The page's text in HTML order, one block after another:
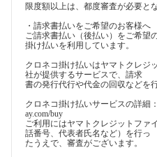
限度額以上は、都度審査が必要と
・請求書払いをご希望のお客様へ
ご請求書払い（後払い）をご希望
掛け払いを利用しています。
クロネコ掛け払いはヤマトクレジ
社が提供するサービスで、請求
書の発行代行や代金の回収などを
クロネコ掛け払いサービスの詳細
ay.com/buy
ご利用にはヤマトクレジットファ
話番号、代表者氏名など）を行っ
たうえで、審査がございます。